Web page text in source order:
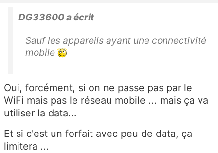
DG33600 a écrit
Sauf les appareils ayant une connectivité
mobile
Oui, forcément, si on ne passe pas par le
WiFi mais pas le réseau mobile ... mais ça va
utiliser la data...
Et si c'est un forfait avec peu de data, ça
limitera ...